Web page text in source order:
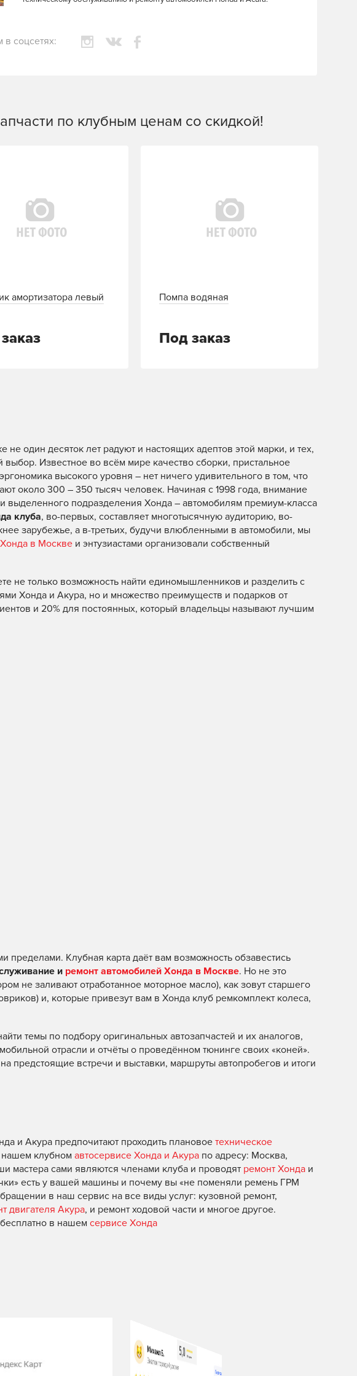
в соцсетях:
по клубным ценам со скидкой!
амортизатора левый Помпа водяная
Под заказ
один десяток лет радуют и настоящих адептов этой марки, и тех,
выбор. Известное во всём мире качество сборки, пристальное
высокого уровня – нет ничего удивительного в том, что
около 300 – 350 тысяч человек. Начиная с 1998 года, внимание
выделенного подразделения Хонда – автомобилям премиум-класса
клуба, во-первых, составляет многотысячную аудиторию, во-
зарубежье, а в-третьих, будучи влюбленными в автомобили, мы
в Москве и энтузиастами организовали собственный
не только возможность найти единомышленников и разделить с
Хонда и Акура, но и множество преимуществ и подарков от
и 20% для постоянных, который владельцы называют лучшим
Клубная карта даёт вам возможность обзавестись
и ремонт автомобилей Хонда в Москве. Но не это
не заливают отработанное моторное масло), как зовут старшего
и, которые привезут вам в Хонда клуб ремкомплект колеса,
темы по подбору оригинальных автозапчастей и их аналогов,
отрасли и отчёты о проведённом тюнинге своих «коней».
встречи и выставки, маршруты автопробегов и итоги
и Акура предпочитают проходить плановое техническое
нашем клубном автосервисе Хонда и Акура по адресу: Москва,
мастера сами являются членами клуба и проводят ремонт Хонда и
есть у вашей машины и почему вы «не поменяли ремень ГРМ
в наш сервис на все виды услуг: кузовной ремонт,
двигателя Акура, и ремонт ходовой части и многое другое.
в нашем сервисе Хонда